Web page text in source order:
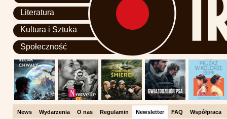
Literatura
Kultura i Sztuka
Społeczność
News Wydarzenia O nas Regulamin Newsletter FAQ Współpraca